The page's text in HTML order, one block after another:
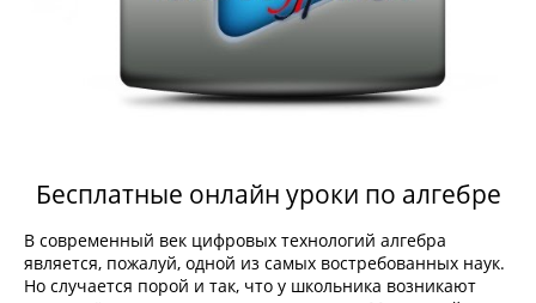
Бесплатные онлайн уроки по алгебре
В современный век цифровых технологий алгебра
является, пожалуй, одной из самых востребованных наук.
Но случается порой и так, что у школьника возникают